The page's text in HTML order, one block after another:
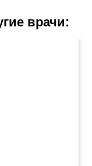
врачи: